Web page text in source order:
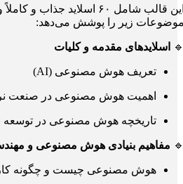
این قالب شامل ۶۰ اسلاید
زیر را پوشش می‌دهد:
اسلایدهای مقدمه و کلیات
تعریف هوش مصنوعی (AI)
اهمیت هوش مصنوعی در صنعت
تاریخچه هوش مصنوعی در توسعه
مفاهیم بنیادی هوش مصنوعی و
هوش مصنوعی چیست و چگونه